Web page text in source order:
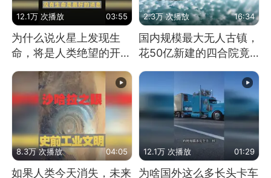
12.1万 次播放 03:55
为什么说火星上发现生
命，将是人类绝望的开
始？
2.3万 次播放 16:34
国内规模最大无人古镇，
花50亿新建的四合院竟
没人住，发生了啥
8.3万 次播放 04:05
如果人类今天消失，未来
12.1万 次播放 01:29
为啥国外这么多长头卡车